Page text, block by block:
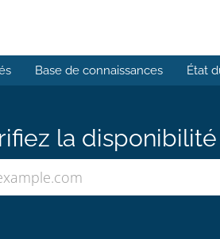
Base de connaissances État
la